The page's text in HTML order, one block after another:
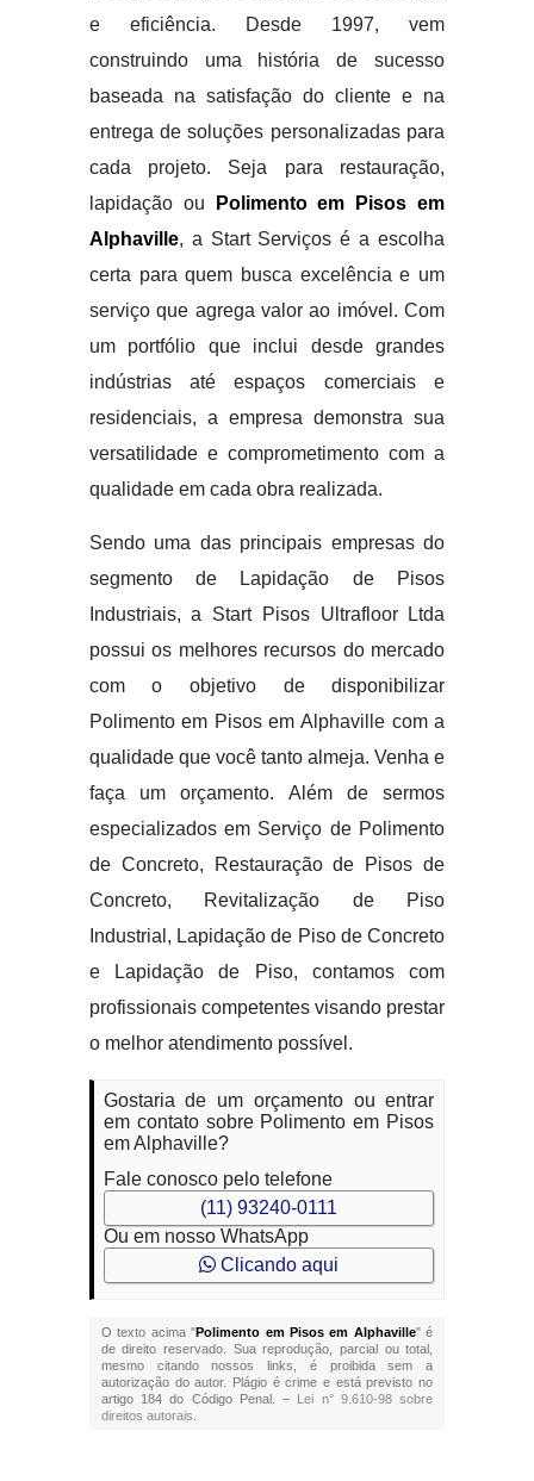
e eficiência. Desde 1997, vem
construindo uma história de sucesso
baseada na satisfação do cliente e na
entrega de soluções personalizadas para
cada projeto. Seja para restauração,
lapidação ou
Polimento em Pisos em
Alphaville, a Start Serviços é a escolha
certa para quem busca excelência e um
serviço que agrega valor ao imóvel. Com
um portfólio que inclui desde grandes
indústrias até espaços comerciais e
residenciais, a empresa demonstra sua
versatilidade e comprometimento com a
qualidade em cada obra realizada.
Sendo uma das principais empresas do
segmento de Lapidação de Pisos
Industriais, a Start Pisos Ultrafloor Ltda
possui os melhores recursos do mercado
com o objetivo de disponibilizar
Polimento em Pisos em Alphaville com a
qualidade que você tanto almeja. Venha e
faça um orçamento. Além de sermos
especializados em Serviço de Polimento
de Concreto, Restauração de Pisos de
Concreto, Revitalização de Piso
Industrial, Lapidação de Piso de Concreto
e Lapidação de Piso, contamos com
profissionais competentes visando prestar
o melhor atendimento possível.
Gostaria de um orçamento ou entrar
em contato sobre Polimento em Pisos
em Alphaville?
Fale conosco pelo telefone
(11) 93240-0111
Ou em nosso WhatsApp
Clicando aqui
O texto acima "Polimento em Pisos em Alphaville" é
de direito reservado. Sua reprodução, parcial ou total,
mesmo citando nossos links, é proibida sem a
autorização do autor. Plágio é crime e está previsto no
artigo 184 do Código Penal. – Lei n° 9.610-98 sobre
direitos autorais